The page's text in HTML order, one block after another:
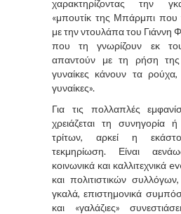
χαρακτηρίζοντας την
«μπουτίκ της Μπάρμπι που
με την ντουλάπα του Γιάννη
που τη γνωρίζουν εκ
απαντούν με τη ρήση
γυναίκες κάνουν τα
γυναίκες».
Για τις πολλαπλές
χρειάζεται τη συνηγορία
τρίτων, αρκεί η
τεκμηρίωση. Είναι
κοινωνικά και καλλιτεχνικά
και πολιτιστικών
γκαλά, επιστημονικά
και «γαλάζιες»